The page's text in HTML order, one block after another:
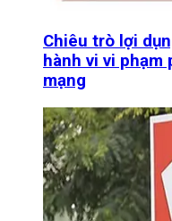
Chiêu trò lợi
hành vi vi
mạng